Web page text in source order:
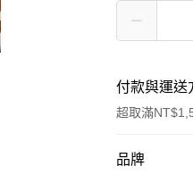
付款與運送
超取滿
付款方式
品牌